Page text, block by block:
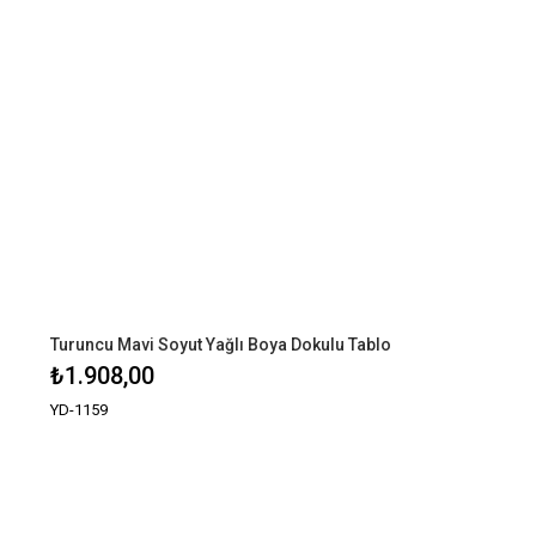
Turuncu Mavi Soyut Yağlı Boya Dokulu Tablo
₺1.908,00
YD-1159